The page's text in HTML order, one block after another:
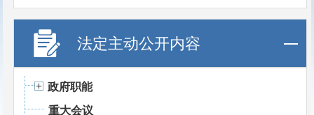
法定主动公开内容
政府职能
重大会议